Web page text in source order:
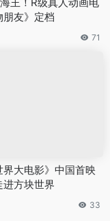
朋友》定档
71
界大电影》中国首映
进方块世界
33